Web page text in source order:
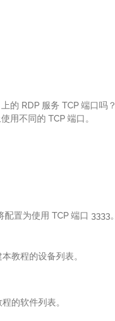
的 RDP 服务 TCP 端口吗
用不同的 TCP 端口。
置为使用 TCP 端口 3333。
教程的设备列表。
的软件列表。